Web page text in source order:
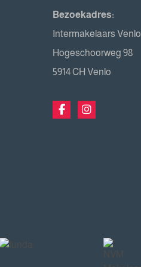
Bezoekadres:
Intermakelaars Venlo
Hogeschoorweg 98
5914 CH Venlo